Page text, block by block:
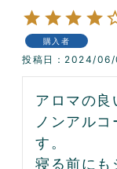
購入者
投稿日 2024/06/
アロマの良
ノンアル
す。
寝る前にも